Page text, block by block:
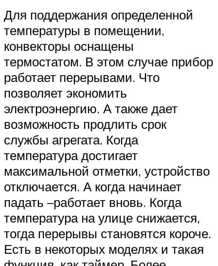
Для поддержания определенной
температуры в помещении,
конвекторы оснащены
термостатом. В этом случае прибор
работает перерывами. Что
позволяет экономить
электроэнергию. А также дает
возможность продлить срок
службы агрегата. Когда
температура достигает
максимальной отметки, устройство
отключается. А когда начинает
падать –работает вновь. Когда
температура на улице снижается,
тогда перерывы становятся короче.
Есть в некоторых моделях и такая